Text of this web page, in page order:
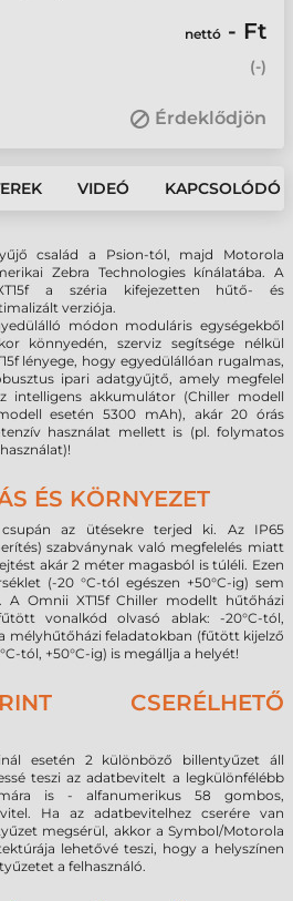
nettó - Ft
(-)
Érdeklődjön
VIDEÓ KAPCSOLÓDÓ
család a Psion-tól, majd Motorola
Zebra Technologies kínálatába. A
a széria kifejezetten hűtő- és
verziója.
módon moduláris egységekből
könnyedén, szerviz segítsége nélkül
lényege, hogy egyedülállóan rugalmas,
ipari adatgyűjtő, amely megfelel
intelligens akkumulátor (Chiller modell
esetén 5300 mAh), akár 20 órás
használat mellett is (pl. folymatos
ÉS KÖRNYEZET
az ütésekre terjed ki. Az IP65
szabványnak való megfelelés miatt
akár 2 méter magasból is túléli. Ezen
(-20 °C-tól egészen +50°C-ig) sem
A Omnii XT15f Chiller modellt hűtőházi
vonalkód olvasó ablak: -20°C-tól,
mélyhűtőházi feladatokban (fűtött kijelző
tól, +50°C-ig) is megállja a helyét!
CSERÉLHETŐ
esetén 2 különböző billentyűzet áll
teszi az adatbevitelt a legkülönfélébb
is - alfanumerikus 58 gombos,
Ha az adatbevitelhez cserére van
megsérül, akkor a Symbol/Motorola
lehetővé teszi, hogy a helyszínen
a felhasználó.